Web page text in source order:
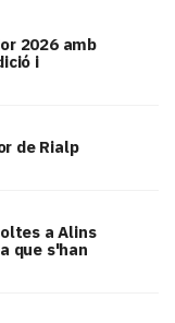
2026 amb
i
de Rialp
a Alins
que s'han